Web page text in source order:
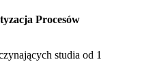
Procesów
studia od 1